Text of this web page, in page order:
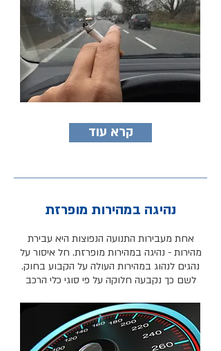
קרא עוד
נהיגה במהירות מופרזת
אחת מעבירות התנועה הנפוצות היא עבירת
מהירות - נהיגה במהירות מופרזת. חל איסור על
נהגים לנהוג במהירות העולה על הקבוע בחוק.
לשם כך נקבעה חלוקה על פי סוגי כלי הרכב